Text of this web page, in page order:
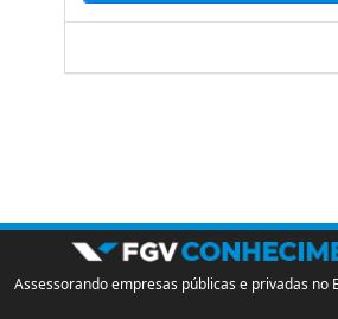
Assessorando empresas públicas e privadas no